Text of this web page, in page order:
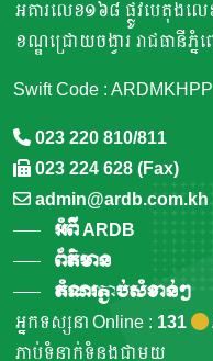
អគារលេខ១៦៨ ផ្លូវបេតុង
ខណ្ឌជ្រោយចង្វារ រាជធានីភ្នំ
Swift Code : ARDMKHPP
023 220 810/811
023 224 628 (Fax)
admin@ardb.com.kh
អំពី ARDB
ព័ត៌មាន
តំណរភ្ជាប់សំខាន់ៗ
អ្នកទស្សនា Online : 131
ភ្ជាប់ទំនាក់ទំនងជាមួយ